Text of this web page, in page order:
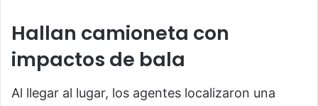
Hallan camioneta con
impactos de bala
Al llegar al lugar, los agentes localizaron una